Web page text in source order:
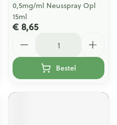
0,5mg/ml Neusspray Opl
15ml
€ 8,65
Bestel